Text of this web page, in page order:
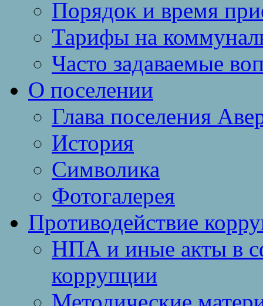
Порядок и время
Тарифы на
Часто задаваемые
О поселении
Глава поселения
История
Символика
Фотогалерея
Противодействие
НПА и иные акты в
коррупции